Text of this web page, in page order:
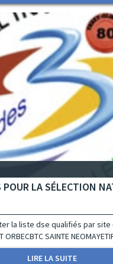
LA SÉLECTION
la liste dse qualifiés par site
SAINTE
LIRE LA SUITE